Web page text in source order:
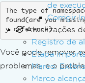
de
Corrigir
Atualizações
Registro de
Etapa
Marco:
Marco
The type of
found(are you
y reference)
Você pode remover
problemas, e o